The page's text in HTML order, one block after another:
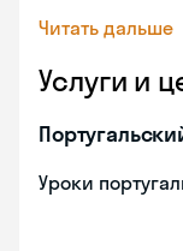
Читать дальше
Услуги и
Уроки